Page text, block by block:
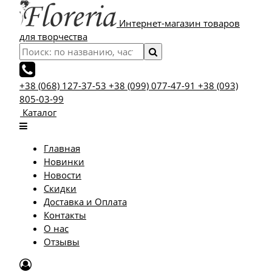
Интернет-магазин товаров
для творчества
+38 (068) 127-37-53 +38 (099) 077-47-91 +38 (093)
805-03-99
Каталог
Главная
Новинки
Новости
Скидки
Доставка и Оплата
Контакты
О нас
Отзывы